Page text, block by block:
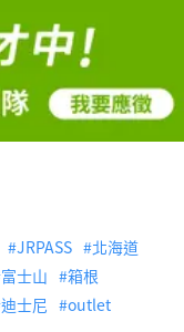
JRPASS
北海道
富士山
箱根
迪士尼
outlet